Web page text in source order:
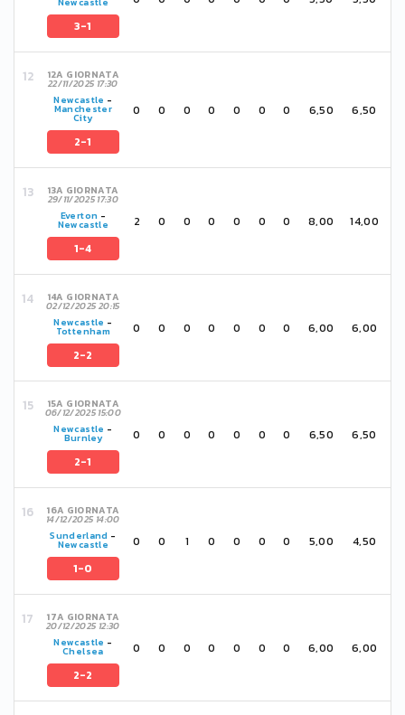
3-1
12A GIORNATA
22/11/2025 17:30
Newcastle -
Manchester
City
2-1
0 0 0 0 0 0 0 6,50 6,50
13A GIORNATA
29/11/2025 17:30
Everton -
Newcastle
1-4
2 0 0 0 0 0 0 8,00 14,00
14A GIORNATA
02/12/2025 20:15
Newcastle -
Tottenham
2-2
0 0 0 0 0 0 0 6,00 6,00
15A GIORNATA
06/12/2025 15:00
Newcastle -
Burnley
2-1
0 0 0 0 0 0 0 6,50 6,50
16A GIORNATA
14/12/2025 14:00
Sunderland -
Newcastle
1-0
0 0 1 0 0 0 0 5,00 4,50
17A GIORNATA
20/12/2025 12:30
Newcastle -
Chelsea
2-2
0 0 0 0 0 0 0 6,00 6,00